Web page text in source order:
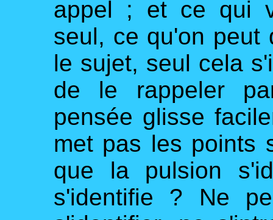
appel ; et ce qui
seul, ce qu'on peut
le sujet, seul cela
de le rappeler
pensée glisse
met pas les points
que la pulsion
s'identifie ? Ne